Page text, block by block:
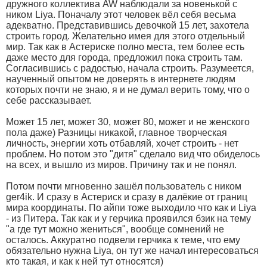
дружного коллектива AW наблюдали за новенькой с
ником Liya. Поначалу этот человек вёл себя весьма
адекватно. Представившись девочкой 15 лет, захотела
строить город. Желательно имея для этого отдельный
мир. Так как в Астериске полно места, тем более есть
даже место для города, предложил пока строить там.
Согласившись с радостью, начала строить. Разумеется,
наученный опытом не доверять в интернете людям
которых почти не знаю, я и не думал верить тому, что о
себе рассказывает.
Может 15 лет, может 30, может 80, может и не женского
пола даже) Разницы никакой, главное творческая
личность, энергии хоть отбавляй, хочет строить - нет
проблем. Но потом это "дитя" сделало вид что обиделось
на всех, и вышло из миров. Причину так и не понял.
Потом почти мгновенно зашёл пользователь с ником
ger4ik. И сразу в Астериск и сразу в далёкие от границ
мира координаты. По айпи тоже выходило что как и Liya
- из Питера. Так как и у герчика проявился бзик на тему
"а где тут можно жениться", вообще сомнений не
осталось. Аккуратно подвели герчика к теме, что ему
обязательно нужна Liya, он тут же начал интересоваться
кто такая, и как к ней тут относятся)